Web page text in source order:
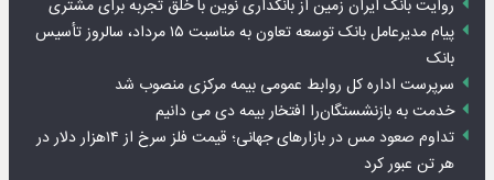
روایت بانک ایران زمین از بانکداری نوین با خلق تجربه برای مشتری
پیام مدیرعامل بانک توسعه تعاون به مناسبت ۱۵ مرداد، سالروز تأسیس
بانک
سرپرست اداره کل روابط عمومی بیمه مرکزی منصوب شد
خدمت به بازنشستگان‌را افتخار بیمه دی می دانیم
تداوم صعود مس در بازارهای جهانی؛ قیمت فلز سرخ از ۱۴هزار دلار در
هر تن عبور کرد